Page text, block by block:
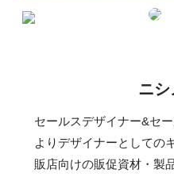
ニシ
セールスデザイナー&セ
よりデザイナーとしての
販店向けの販促資材・製